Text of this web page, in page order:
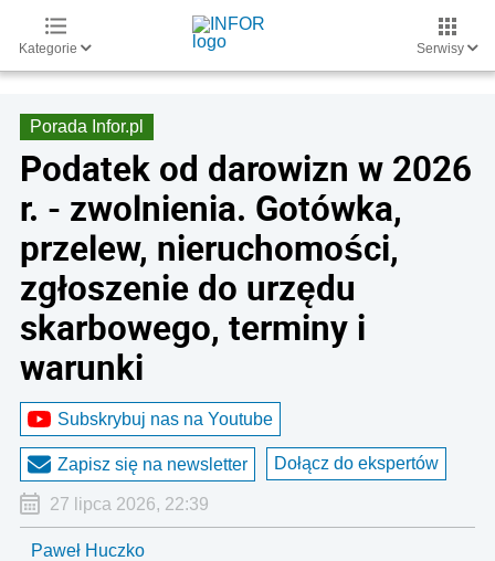
Kategorie Serwisy
Porada Infor.pl
Podatek od darowizn w 2026
r. - zwolnienia. Gotówka,
przelew, nieruchomości,
zgłoszenie do urzędu
skarbowego, terminy i
warunki
Subskrybuj nas na Youtube
Zapisz się na newsletter Dołącz do ekspertów
27 lipca 2026, 22:39
Paweł Huczko